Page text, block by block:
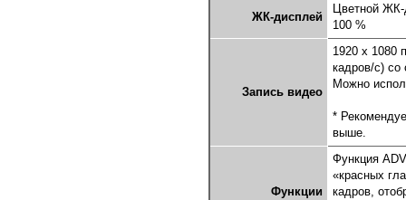
ЖК-дисплей
Цветной ЖК-
100 %
Запись видео
1920 x 1080
кадров/с) со
Можно
*
выше.
Функции
Функция
«красных
кадров,